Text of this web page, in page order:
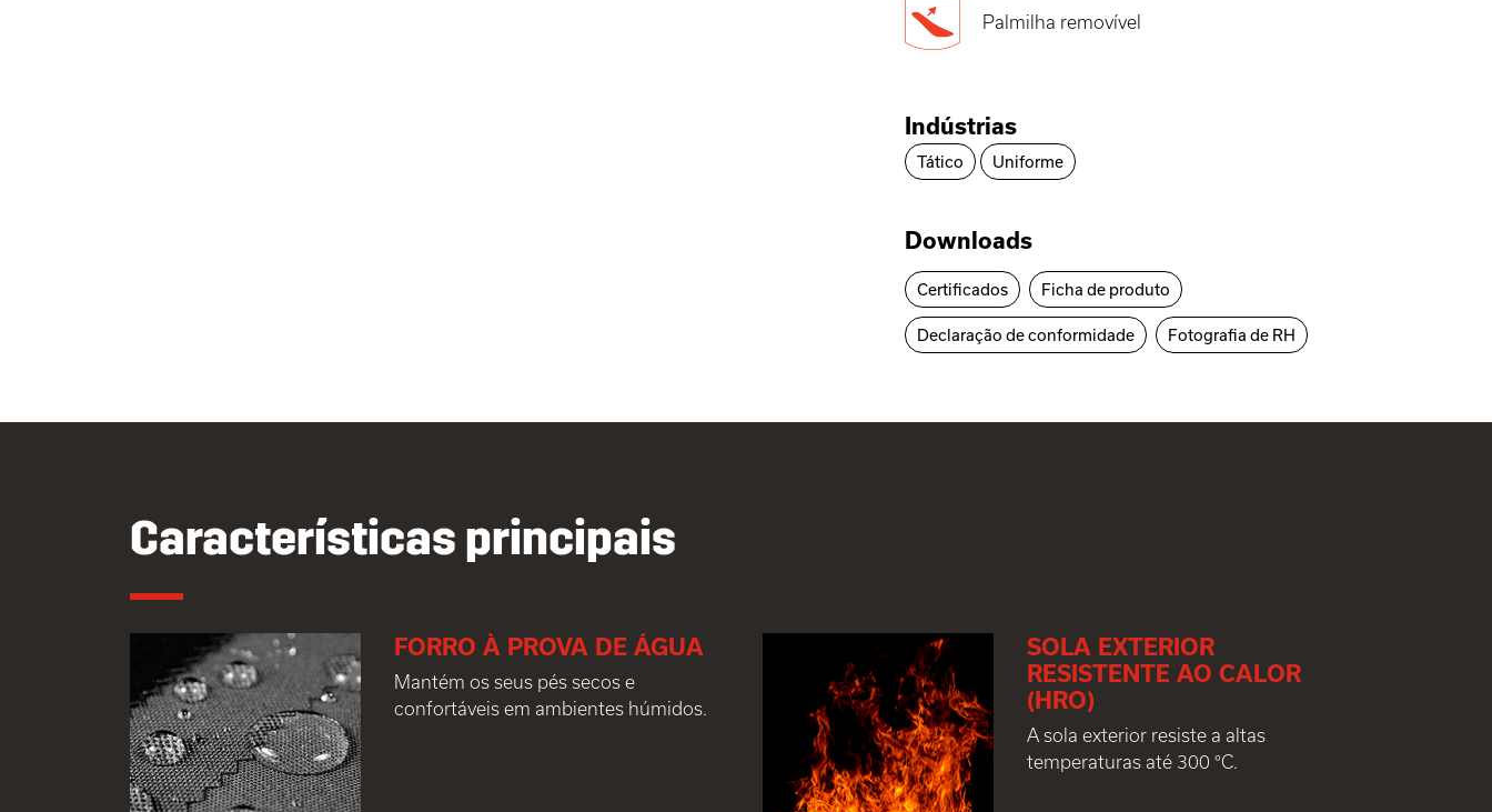
Palmilha removível
Indústrias
Tático Uniforme
Downloads
Certificados Ficha de produto
Declaração de conformidade Fotografia de RH
Características principais
FORRO À PROVA DE ÁGUA
Mantém os seus pés secos e
confortáveis em ambientes húmidos.
SOLA EXTERIOR
RESISTENTE AO CALOR
(HRO)
A sola exterior resiste a altas
temperaturas até 300 °C.